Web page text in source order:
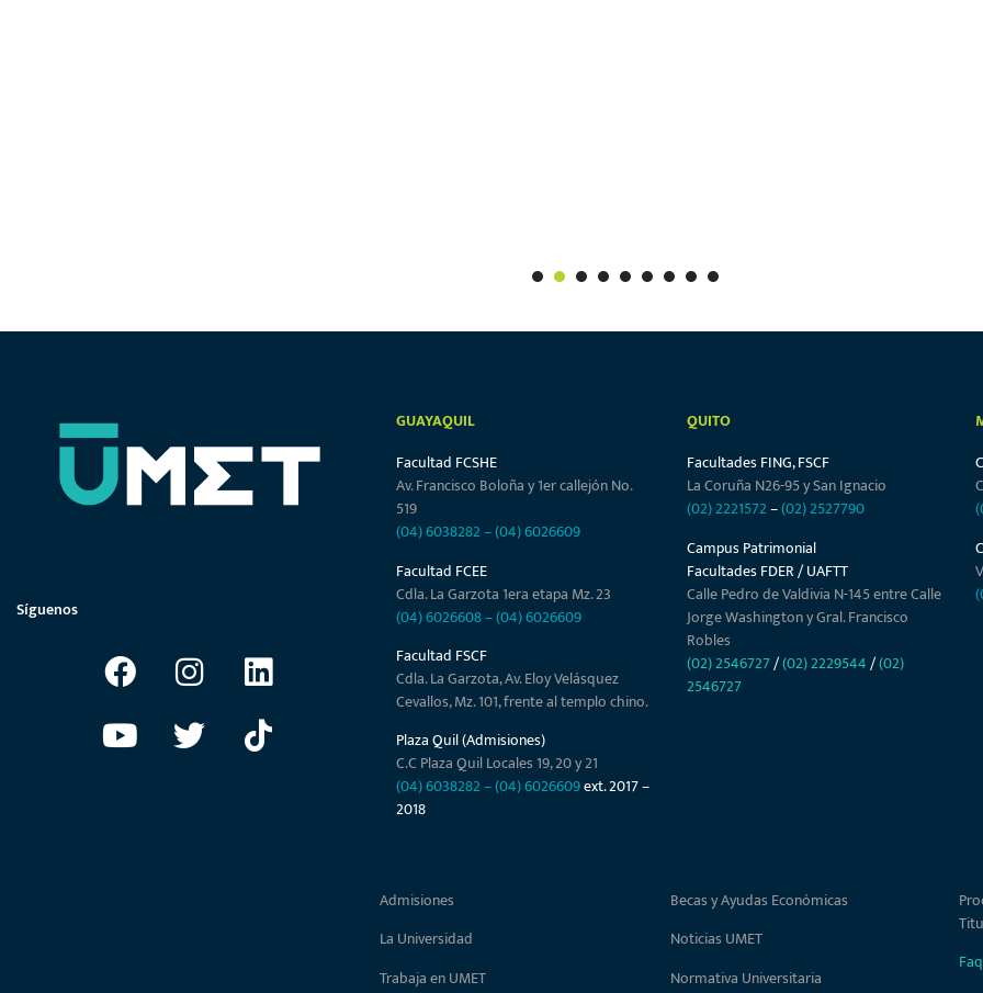
1
Síguenos
GUAYAQUIL
Facultad FCSHE
Av. Francisco Boloña y 1er callejón No.
519
(04) 6038282–(04) 6026609
Facultad FCEE
Cdla. La Garzota 1era etapa Mz. 23
(04) 6026608–(04) 6026609
Facultad FSCF
Cdla. La Garzota, Av. Eloy Velásquez
Cevallos, Mz. 101, frente al templo chino.
Plaza Quil (Admisiones)
C.C Plaza Quil Locales 19, 20 y 21
(04) 6038282–(04) 6026609ext. 2017 –
2018
QUITO
Facultades FING, FSCF
La Coruña N26-95 y San Ignacio
(02) 2221572–(02) 2527790
Campus Patrimonial
Facultades FDER / UAFTT
Calle Pedro de Valdivia N-145 entre Calle
Jorge Washington y Gral. Francisco
Robles
(02) 2546727/(02) 2229544/(02)
2546727
Admisiones
La Universidad
Trabaja en UMET
Becas y Ayudas Económicas
Noticias UMET
Normativa Universitaria